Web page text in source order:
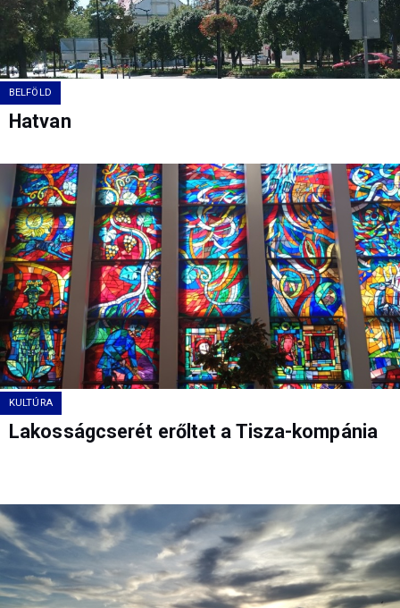
BELFÖLD
Hatvan
KULTÚRA
Lakosságcserét erőltet a Tisza-kompánia